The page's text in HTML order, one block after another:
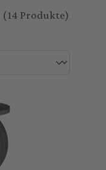
(14 Produkte)